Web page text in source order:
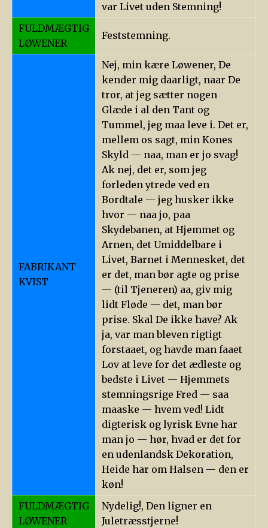
var Livet uden Stemning!
FULDMÆGTIG
LØWENER
Feststemning.
FABRIKANT
KVIST
Nej, min kære Løwener, De
kender mig daarligt, naar De
tror, at jeg sætter nogen
Glæde i al den Tant og
Tummel, jeg maa leve i. Det er,
mellem os sagt, min Kones
Skyld — naa, man er jo svag!
Ak nej, det er, som jeg
forleden ytrede ved en
Bordtale — jeg husker ikke
hvor — naa jo, paa
Skydebanen, at Hjemmet og
Arnen, det Umiddelbare i
Livet, Barnet i Mennesket, det
er det, man bør agte og prise
— (til Tjeneren) aa, giv mig
lidt Fløde — det, man bør
prise. Skal De ikke have? Ak
ja, var man bleven rigtigt
forstaaet, og havde man faaet
Lov at leve for det ædleste og
bedste i Livet — Hjemmets
stemningsrige Fred — saa
maaske — hvem ved! Lidt
digterisk og lyrisk Evne har
man jo — hør, hvad er det for
en udenlandsk Dekoration,
Heide har om Halsen — den er
køn!
FULDMÆGTIG
LØWENER
Nydelig!, Den ligner en
Juletræsstjerne!